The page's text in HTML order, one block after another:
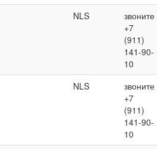
NLS
звоните
+7
(911)
141-90-
10
NLS
звоните
+7
(911)
141-90-
10